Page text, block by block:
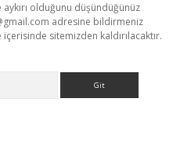
olduğunu düşündüğünüz
adresine bildirmeniz
sitemizden kaldırılacaktır.